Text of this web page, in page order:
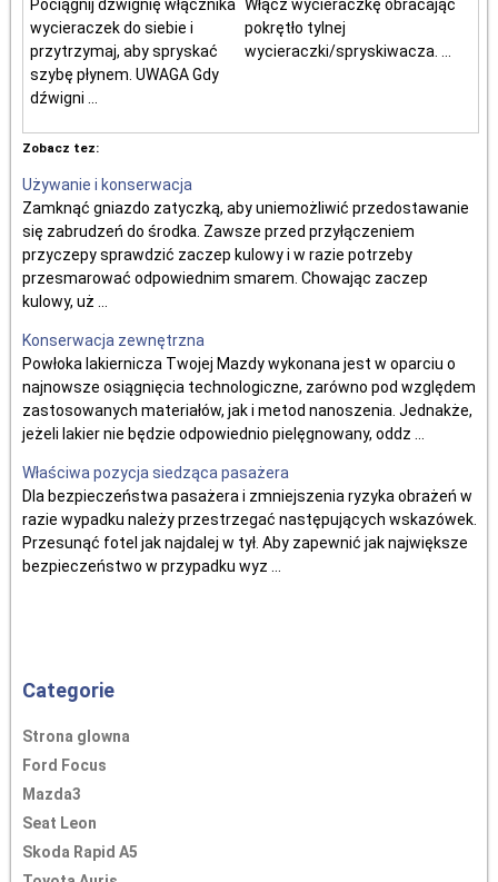
Pociągnij dźwignię włącznika
wycieraczek do siebie i
przytrzymaj, aby spryskać
szybę płynem. UWAGA Gdy
dźwigni ...
Włącz wycieraczkę obracając
pokrętło tylnej
wycieraczki/spryskiwacza. ...
Zobacz tez:
Używanie i konserwacja
Zamknąć gniazdo zatyczką, aby uniemożliwić przedostawanie
się zabrudzeń do środka. Zawsze przed przyłączeniem
przyczepy sprawdzić zaczep kulowy i w razie potrzeby
przesmarować odpowiednim smarem. Chowając zaczep
kulowy, uż ...
Konserwacja zewnętrzna
Powłoka lakiernicza Twojej Mazdy wykonana jest w oparciu o
najnowsze osiągnięcia technologiczne, zarówno pod względem
zastosowanych materiałów, jak i metod nanoszenia. Jednakże,
jeżeli lakier nie będzie odpowiednio pielęgnowany, oddz ...
Właściwa pozycja siedząca pasażera
Dla bezpieczeństwa pasażera i zmniejszenia ryzyka obrażeń w
razie wypadku należy przestrzegać następujących wskazówek.
Przesunąć fotel jak najdalej w tył. Aby zapewnić jak największe
bezpieczeństwo w przypadku wyz ...
Categorie
Strona glowna
Ford Focus
Mazda3
Seat Leon
Skoda Rapid A5